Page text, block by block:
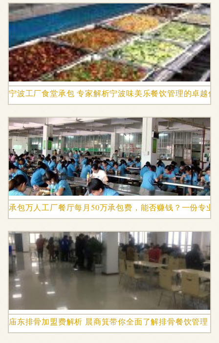
宁波工厂食堂承包 专家解析宁波味美乐餐饮管理的卓越优
承包万人工厂餐厅每月50万承包费，能否赚钱？一份专业
庙东排骨加盟费解析 晨商箕带你全面了解排骨餐饮管理